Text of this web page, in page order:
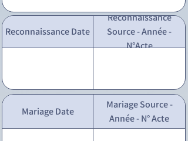
Reconnaissance Date
Reconnaissance
Source - Année -
N°Acte
Mariage Date
Mariage Source -
Année - N° Acte